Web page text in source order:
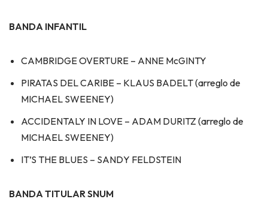
BANDA INFANTIL
CAMBRIDGE OVERTURE – ANNE McGINTY
PIRATAS DEL CARIBE – KLAUS BADELT (arreglo de
MICHAEL SWEENEY)
ACCIDENTALY IN LOVE – ADAM DURITZ (arreglo de
MICHAEL SWEENEY)
IT’S THE BLUES – SANDY FELDSTEIN
BANDA TITULAR SNUM